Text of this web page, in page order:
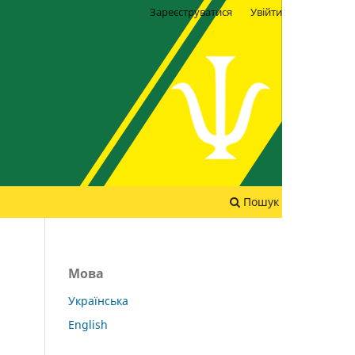
Пошук
Зареєструватися Увійти
Мова
Українська
English